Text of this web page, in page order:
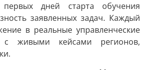
первых дней старта обучения
заявленных задач. Каждый
в реальные управленческие
с живыми кейсами регионов,